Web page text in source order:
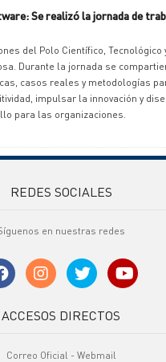
Se realizó la jornada de
del Polo Científico, Tecnológico
Durante la jornada se
casos reales y metodologías
impulsar la innovación y
para las organizaciones.
REDES SOCIALES
en nuestras redes
ACCESOS DIRECTOS
Correo Oficial - Webmail